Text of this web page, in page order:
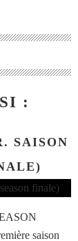
:
SAISON
saison